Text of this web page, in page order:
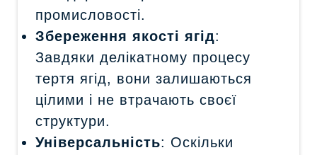
промисловості.
Збереження якості ягід:
Завдяки делікатному процесу
тертя ягід, вони залишаються
цілими і не втрачають своєї
структури.
Універсальність: Оскільки